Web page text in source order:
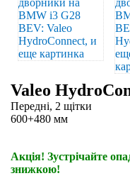
Valeo
Передні, 2 щітки
600+480 мм
Акція! Зустрічайте
знижкою!